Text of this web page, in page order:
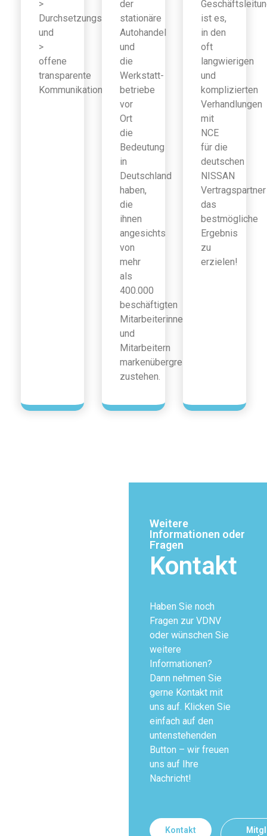
>
Durchsetzungsfähigkeit
und
>
offene
transparente
Kommunikation
der
stationäre
Autohandel
und
die
Werkstatt-
betriebe
vor
Ort
die
Bedeutung
in
Deutschland
haben,
die
ihnen
angesichts
von
mehr
als
400.000
beschäftigten
Mitarbeiterinnen
und
Mitarbeitern
markenübergreifend
zustehen.
ist es,
in den
oft
langwierigen
und
komplizierten
Verhandlungen
mit
NCE
für die
deutschen
NISSAN
Vertragspartner
das
bestmögliche
Ergebnis
zu
erzielen!
Weitere
Informationen oder
Fragen
Kontakt
Haben Sie noch
Fragen zur VDNV
oder wünschen Sie
weitere
Informationen?
Dann nehmen Sie
gerne Kontakt mit
uns auf. Klicken Sie
einfach auf den
untenstehenden
Button – wir freuen
uns auf Ihre
Nachricht!
Kontakt